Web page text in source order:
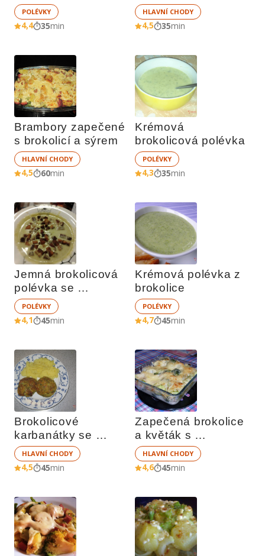
POLÉVKY
4,4 35min
HLAVNÍ CHODY
4,5 35min
Brambory zapečené
s brokolicí a sýrem
HLAVNÍ CHODY
4,5 60min
Krémová
POLÉVKY
4,3 35min
Jemná brokolicová
polévka se
smetanou
POLÉVKY
4,1 45min
Krémová polévka z
brokolice
POLÉVKY
4,7 45min
Brokolicové
karbanátky se
sýrem
HLAVNÍ CHODY
4,5 45min
Zapečená brokolice
a květák s
bešamelem
HLAVNÍ CHODY
4,6 45min